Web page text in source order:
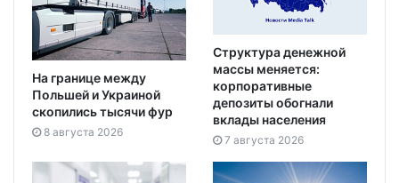
На границе между
Польшей и Украиной
скопились тысячи фур
8 августа 2026
Структура денежной
массы меняется:
корпоративные
депозиты обогнали
вклады населения
7 августа 2026